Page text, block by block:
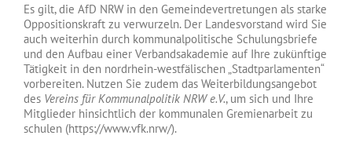
Es gilt, die AfD NRW in den Gemeindevertretungen als starke
Oppositionskraft zu verwurzeln. Der Landesvorstand wird Sie
auch weiterhin durch kommunalpolitische Schulungsbriefe
und den Aufbau einer Verbandsakademie auf Ihre zukünftige
Tätigkeit in den nordrhein-westfälischen „Stadtparlamenten“
vorbereiten. Nutzen Sie zudem das Weiterbildungsangebot
des Vereins für Kommunalpolitik NRW e.V., um sich und Ihre
Mitglieder hinsichtlich der kommunalen Gremienarbeit zu
schulen (https://www.vfk.nrw/).